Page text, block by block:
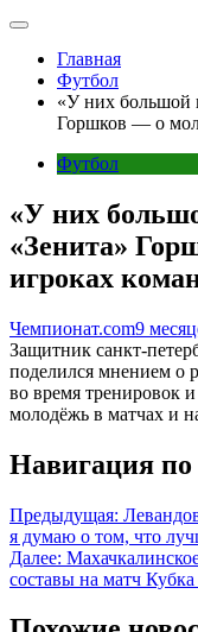
Главная
Футбол
«У них большой
Горшков — о
Футбол
«У них
«Зенита»
игроках
Чемпионат.com9
Защитник санкт-
поделился мнением о
во время тренировок
молодёжь в матчах и
Навигация по
Предыдущая:
я думаю о том, что
Далее:
составы на матч